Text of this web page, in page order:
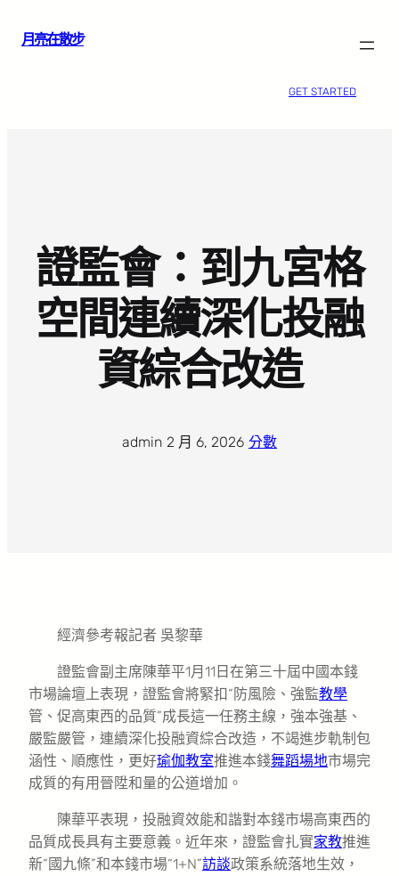
月亮在散步
GET STARTED
證監會：到九宮格
空間連續深化投融
資綜合改造
admin 2 月 6, 2026 分數
經濟參考報記者 吳黎華
證監會副主席陳華平1月11日在第三十屆中國本錢
市場論壇上表現，證監會將緊扣“防風險、強監教學
管、促高東西的品質”成長這一任務主線，強本強基、
嚴監嚴管，連續深化投融資綜合改造，不竭進步軌制包
涵性、順應性，更好瑜伽教室推進本錢舞蹈場地市場完
成質的有用晉陞和量的公道增加。
陳華平表現，投融資效能和諧對本錢市場高東西的
品質成長具有主要意義。近年來，證監會扎實家教推進
新“國九條”和本錢市場“1+N”訪談政策系統落地生效，